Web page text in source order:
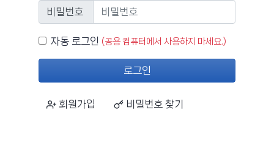
비밀번호
비밀번호
자동 로그인
자동 로그인 (공용 컴퓨터에서 사용하지 마세요.)
로그인
회원가입 비밀번호 찾기